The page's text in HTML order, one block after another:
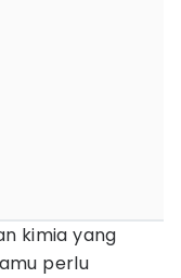
kimia yang
perlu